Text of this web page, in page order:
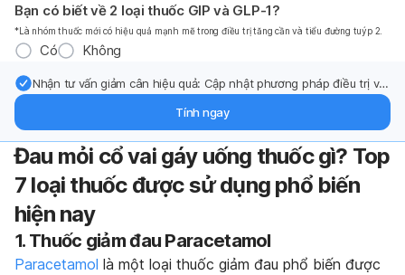
Bạn có biết về 2 loại thuốc GIP và GLP-1?
*Là nhóm thuốc mới có hiệu quả mạnh mẽ trong điều trị tăng cần và tiểu đường tuýp 2.
Có Không
Nhận tư vấn giảm cân hiệu quả: Cập nhật phương pháp điều trị và
Tính ngay
Đau mỏi cổ vai gáy uống thuốc gì? Top
7 loại thuốc được sử dụng phổ biến
hiện nay
1. Thuốc giảm đau Paracetamol
Paracetamol là một loại thuốc giảm đau phổ biến được